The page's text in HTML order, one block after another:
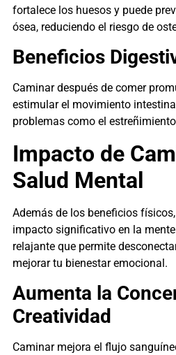
fortalece los huesos y puede
ósea, reduciendo el riesgo de
Beneficios
Caminar después de comer
estimular el movimiento
problemas como el
Impacto de
Salud Mental
Además de los beneficios
impacto significativo en la
relajante que permite
mejorar tu bienestar emocional.
Aumenta la
Creatividad
Caminar mejora el flujo